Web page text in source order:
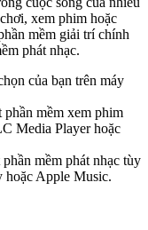
xem phim hoặc
mềm giải trí chính
phát nhạc.
của bạn trên máy
phần mềm xem phim
Media Player hoặc
mềm phát nhạc tùy
hoặc Apple Music.